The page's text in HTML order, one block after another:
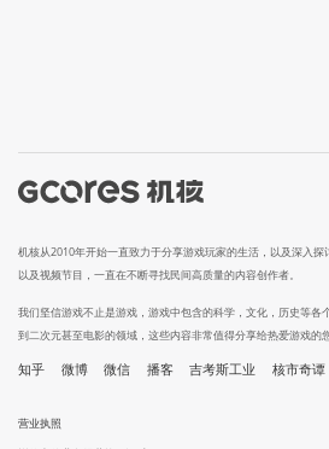
机核从2010年开始一直致力于分享游戏玩家的生活，以及深入
以及视频节目，一直在不断寻找民间高质量的内容创作者。
我们坚信游戏不止是游戏，游戏中包含的科学，文化，历史等各
到二次元甚至电影的领域，这些内容非常值得分享给热爱游戏的您
知乎 微博 微信 播客 吉考斯工业 核市奇谭
营业执照